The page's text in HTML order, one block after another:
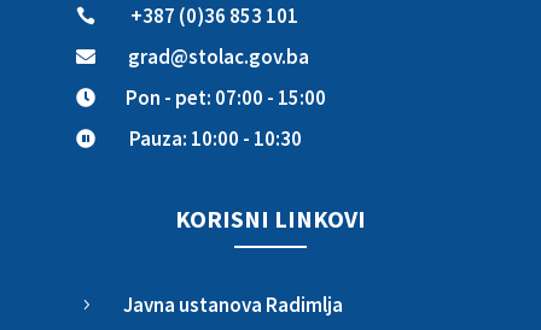
 +387 (0)36 853 101
 grad@stolac.gov.ba
 Pon - pet: 07:00 - 15:00
 Pauza: 10:00 - 10:30
KORISNI LINKOVI
5 Javna ustanova Radimlja